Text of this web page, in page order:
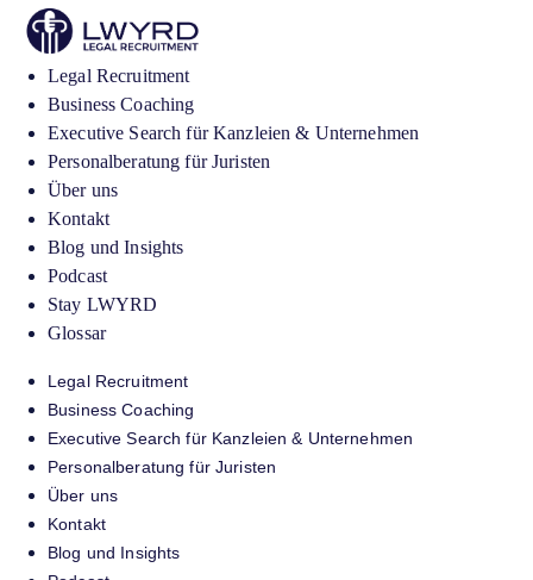
Legal Recruitment
Business Coaching
Executive Search für Kanzleien & Unternehmen
Personalberatung für Juristen
Über uns
Kontakt
Blog und Insights
Podcast
Stay LWYRD
Glossar
Legal Recruitment
Business Coaching
Executive Search für Kanzleien & Unternehmen
Personalberatung für Juristen
Über uns
Kontakt
Blog und Insights